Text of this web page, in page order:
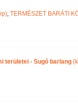
, TERMÉSZET BARÁTI
területei - Sugó barlang